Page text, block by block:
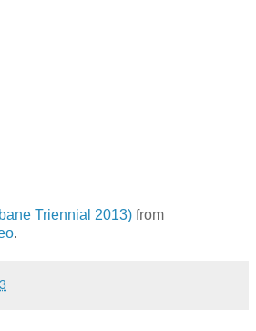
Triennial 2013) from
.